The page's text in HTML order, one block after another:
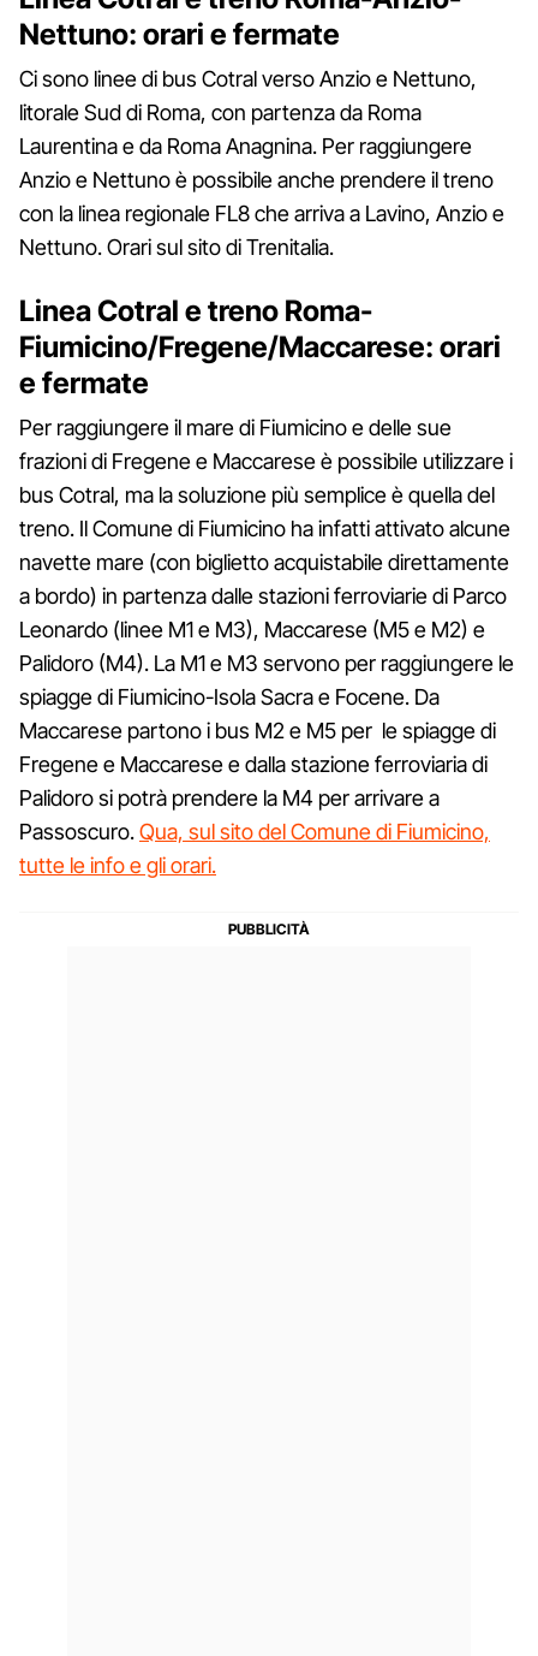
Nettuno: orari e fermate
Ci sono linee di bus Cotral verso Anzio e Nettuno,
litorale Sud di Roma, con partenza da Roma
Laurentina e da Roma Anagnina. Per raggiungere
Anzio e Nettuno è possibile anche prendere il treno
con la linea regionale FL8 che arriva a Lavino, Anzio e
Nettuno. Orari sul sito di Trenitalia.
Linea Cotral e treno Roma-
Fiumicino/Fregene/Maccarese: orari
e fermate
Per raggiungere il mare di Fiumicino e delle sue
frazioni di Fregene e Maccarese è possibile utilizzare i
bus Cotral, ma la soluzione più semplice è quella del
treno. Il Comune di Fiumicino ha infatti attivato alcune
navette mare (con biglietto acquistabile direttamente
a bordo) in partenza dalle stazioni ferroviarie di Parco
Leonardo (linee M1 e M3), Maccarese (M5 e M2) e
Palidoro (M4). La M1 e M3 servono per raggiungere le
spiagge di Fiumicino-Isola Sacra e Focene. Da
Maccarese partono i bus M2 e M5 per le spiagge di
Fregene e Maccarese e dalla stazione ferroviaria di
Palidoro si potrà prendere la M4 per arrivare a
Passoscuro.Qua, sul sito del Comune di Fiumicino,
tutte le info e gli orari.